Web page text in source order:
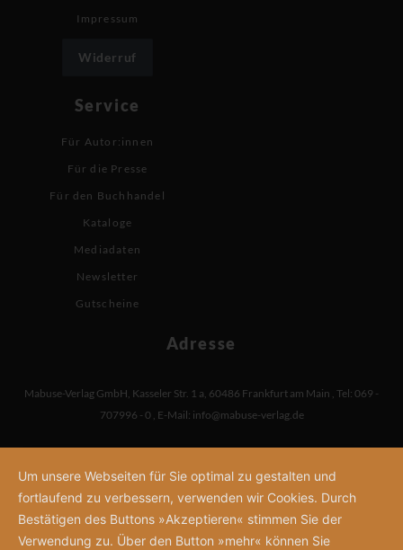
Impressum
Widerruf
Service
Für Autor:innen
Für die Presse
Für den Buchhandel
Kataloge
Mediadaten
Newsletter
Gutscheine
Adresse
Mabuse-Verlag GmbH, Kasseler Str. 1 a, 60486 Frankfurt am Main , Tel: 069 -
707996 - 0 , E-Mail: info@mabuse-verlag.de
Um unsere Webseiten für Sie optimal zu gestalten und
fortlaufend zu verbessern, verwenden wir Cookies. Durch
Bestätigen des Buttons »Akzeptieren« stimmen Sie der
Verwendung zu. Über den Button »mehr« können Sie